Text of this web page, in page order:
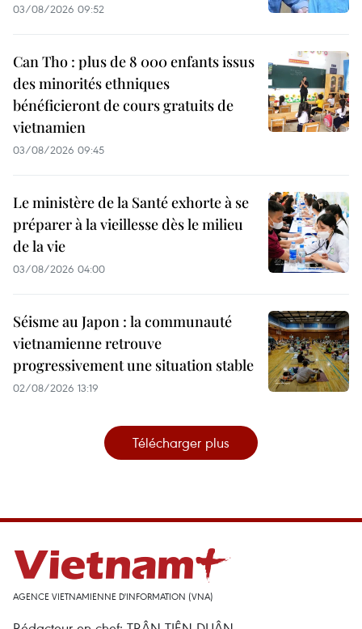
03/08/2026 09:52
Can Tho : plus de 8 000 enfants issus
des minorités ethniques
bénéficieront de cours gratuits de
vietnamien
03/08/2026 09:45
Le ministère de la Santé exhorte à se
préparer à la vieillesse dès le milieu
de la vie
03/08/2026 04:00
Séisme au Japon : la communauté
vietnamienne retrouve
progressivement une situation stable
02/08/2026 13:19
Télécharger plus
AGENCE VIETNAMIENNE D'INFORMATION (VNA)